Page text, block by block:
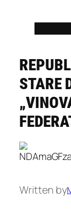
content
STARE
Written by